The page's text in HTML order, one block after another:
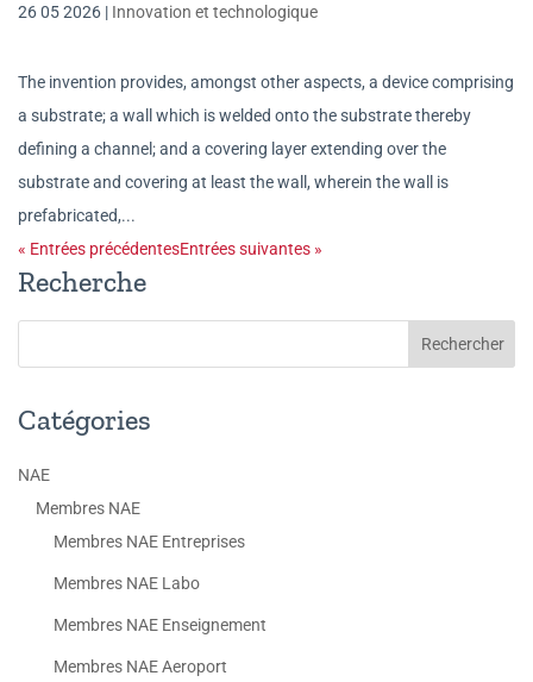
26 05 2026 | Innovation et technologique
The invention provides, amongst other aspects, a device comprising
a substrate; a wall which is welded onto the substrate thereby
defining a channel; and a covering layer extending over the
substrate and covering at least the wall, wherein the wall is
prefabricated,...
« Entrées précédentesEntrées suivantes »
Recherche
Catégories
NAE
Membres NAE
Membres NAE Entreprises
Membres NAE Labo
Membres NAE Enseignement
Membres NAE Aeroport